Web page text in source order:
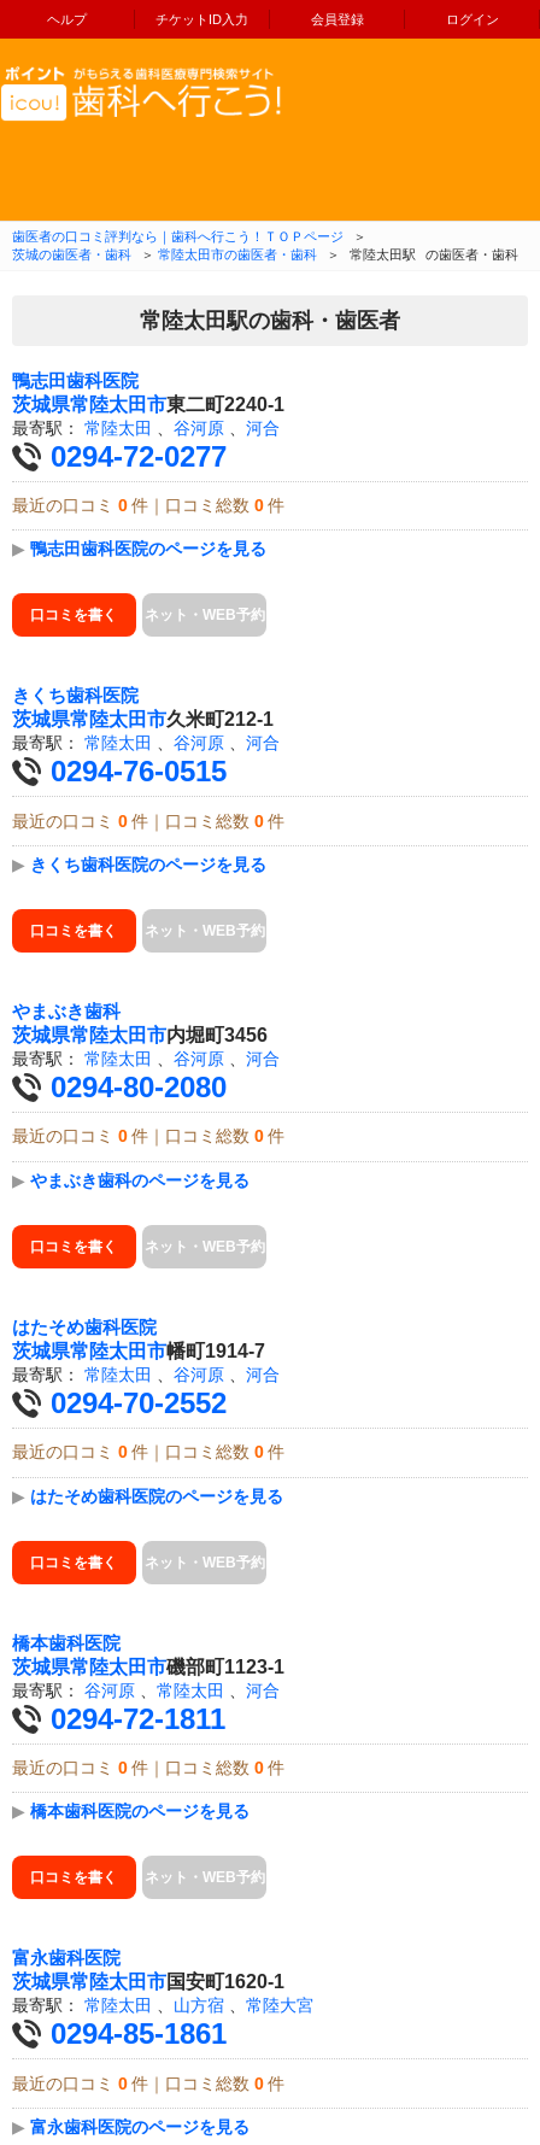
ヘルプ チケットID入力 会員登録 ログイン
コンテンツへ移動
歯医者の口コミ評判なら｜歯科へ行こう！ＴＯＰページ
＞
茨城の歯医者・歯科
＞ 常陸太田市の歯医者・歯科 ＞ 常陸太田駅 の歯医者・歯科
常陸太田駅の歯科・歯医者
鴨志田歯科医院
茨城県常陸太田市東二町2240-1
最寄駅： 常陸太田 谷河原 河合
0294-72-0277
最近の口コミ 0 件｜口コミ総数 0 件
▶ 鴨志田歯科医院のページを見る
口コミを書く ネット・WEB予約
きくち歯科医院
茨城県常陸太田市久米町212-1
最寄駅： 常陸太田 、 谷河原 、 河合
0294-76-0515
最近の口コミ 0 件｜口コミ総数 0 件
▶ きくち歯科医院のページを見る
口コミを書く ネット・WEB予約
やまぶき歯科
茨城県常陸太田市内堀町3456
最寄駅： 常陸太田 谷河原 河合
0294-80-2080
最近の口コミ 0 件｜口コミ総数 0 件
▶ やまぶき歯科のページを見る
口コミを書く ネット・WEB予約
はたそめ歯科医院
茨城県常陸太田市幡町1914-7
最寄駅： 常陸太田 谷河原 河合
0294-70-2552
最近の口コミ 0 件｜口コミ総数 0 件
▶ はたそめ歯科医院のページを見る
口コミを書く ネット・WEB予約
橋本歯科医院
茨城県常陸太田市磯部町1123-1
最寄駅： 谷河原 常陸太田 河合
0294-72-1811
最近の口コミ 0 件｜口コミ総数 0 件
▶ 橋本歯科医院のページを見る
口コミを書く ネット・WEB予約
富永歯科医院
茨城県常陸太田市国安町1620-1
最寄駅： 常陸太田 、 山方宿 、 常陸大宮
0294-85-1861
最近の口コミ 0 件｜口コミ総数 0 件
▶ 富永歯科医院のページを見る